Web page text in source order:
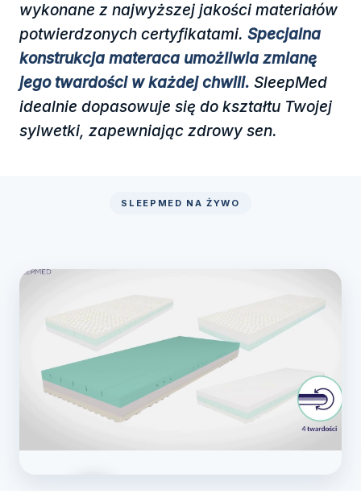
wykonane z najwyższej jakości materiałów
potwierdzonych certyfikatami. Specjalna
konstrukcja materaca umożliwia zmianę
jego twardości w każdej chwili. SleepMed
idealnie dopasowuje się do kształtu Twojej
sylwetki, zapewniając zdrowy sen.
SLEEPMED NA ŻYWO